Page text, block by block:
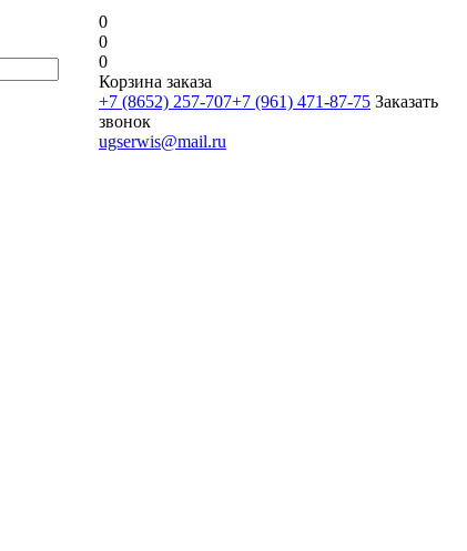
0
0
0
Корзина заказа
+7 (8652) 257-707+7 (961) 471-87-75 Заказать
звонок
ugserwis@mail.ru